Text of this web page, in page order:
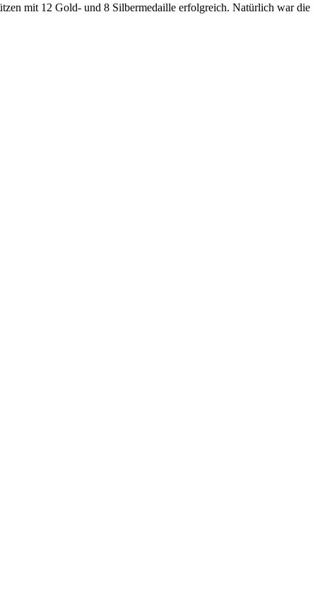
mit 12 Gold- und 8 Silbermedaille erfolgreich. Natürlich war die